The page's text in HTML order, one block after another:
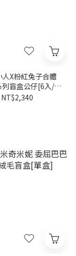
X粉紅兔子合體
盲盒公仔[6入/中
盒]
NT$2,340